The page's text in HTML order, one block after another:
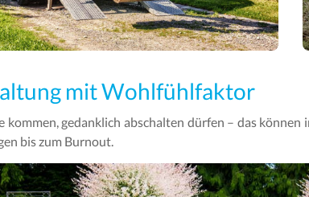
mit Wohlfühlfaktor
kommen, gedanklich abschalten dürfen – das
bis zum Burnout.